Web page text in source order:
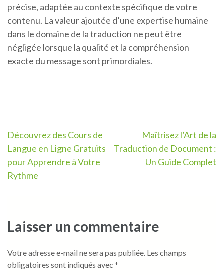
précise, adaptée au contexte spécifique de votre
contenu. La valeur ajoutée d’une expertise humaine
dans le domaine de la traduction ne peut être
négligée lorsque la qualité et la compréhension
exacte du message sont primordiales.
Navigation
de
l’article
Découvrez des Cours de
Langue en Ligne Gratuits
pour Apprendre à Votre
Rythme
Maîtrisez l’Art de la
Traduction de Document :
Un Guide Complet
Laisser un commentaire
Votre adresse e-mail ne sera pas publiée. Les champs
obligatoires sont indiqués avec *